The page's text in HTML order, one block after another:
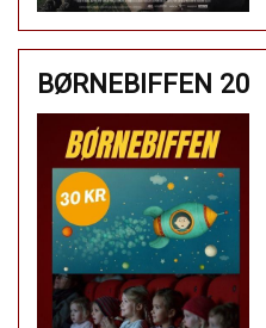
BØRNEBIFFEN 20